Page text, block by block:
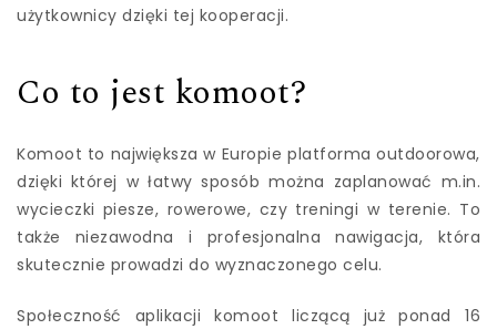
użytkownicy dzięki tej kooperacji.
Co to jest komoot?
Komoot to największa w Europie platforma outdoorowa,
dzięki której w łatwy sposób można zaplanować m.in.
wycieczki piesze, rowerowe, czy treningi w terenie. To
także niezawodna i profesjonalna nawigacja, która
skutecznie prowadzi do wyznaczonego celu.
Społeczność aplikacji komoot liczącą już ponad 16